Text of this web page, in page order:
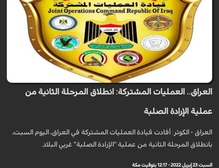
العراق.. العمليات المشتركة: انطلاق المرحلة الثانية من
عملية الإرادة الصلبة
العراق - الكوثر: أفادت قيادة العمليات المشتركة في العراق، اليوم السبت،
بانطلاق المرحلة الثانية من عملية "الإرادة الصلبة" غربي البلاد.
السبت 23 إبريل 2022 - 12:17 بتوقيت مكة